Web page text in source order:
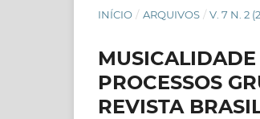
INÍCIO / ARQUIVOS / V. 7 N. 2
PROCESSOS
REVISTA